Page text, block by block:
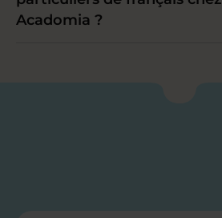
Acadomia ?